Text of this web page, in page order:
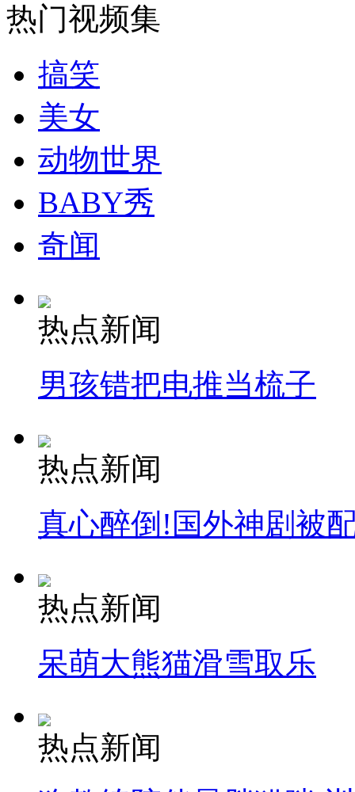
热门视频集
搞笑
美女
动物世界
BABY秀
奇闻
热点新闻
男孩错把电推当梳子
热点新闻
真心醉倒!国外神剧被
热点新闻
呆萌大熊猫滑雪取乐
热点新闻